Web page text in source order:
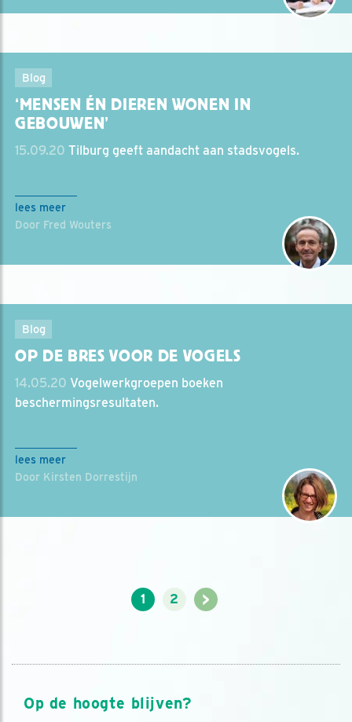
Blog
‘MENSEN ÉN DIEREN WONEN IN
GEBOUWEN’
15.09.20 Tilburg geeft aandacht aan stadsvogels.
lees meer
Door Fred Wouters
Blog
OP DE BRES VOOR DE VOGELS
14.05.20 Vogelwerkgroepen boeken
beschermingsresultaten.
lees meer
Door Kirsten Dorrestijn
1 2 >
Op de hoogte blijven?